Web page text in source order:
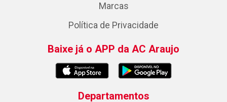
Marcas
Política de Privacidade
Baixe já o APP da AC Araujo
Departamentos